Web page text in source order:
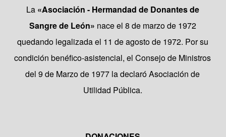
La «Asociación - Hermandad de Donantes de
Sangre de León» nace el 8 de marzo de 1972
quedando legalizada el 11 de agosto de 1972. Por su
condición benéfico-asistencial, el Consejo de Ministros
del 9 de Marzo de 1977 la declaró Asociación de
Utilidad Pública.